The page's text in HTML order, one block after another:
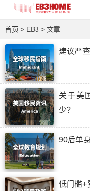
首页 > EB3 > 文章
建议严
关于美
少？
90后单
低门槛